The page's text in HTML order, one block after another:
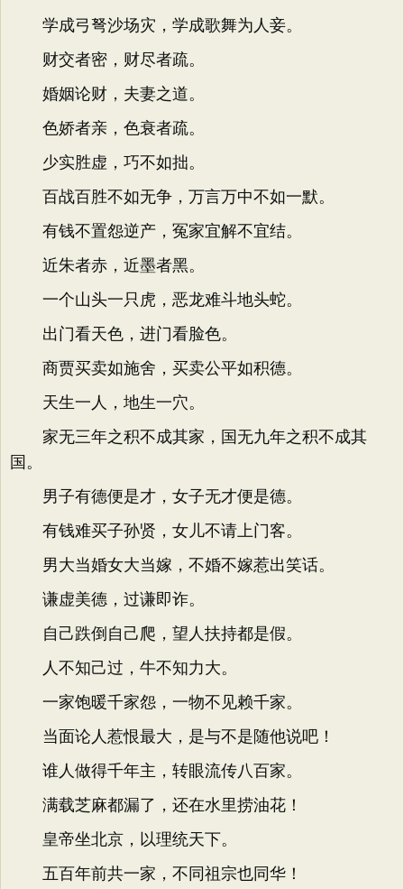
学成弓弩沙场灾，学成歌舞为人妾。
财交者密，财尽者疏。
婚姻论财，夫妻之道。
色娇者亲，色衰者疏。
少实胜虚，巧不如拙。
百战百胜不如无争，万言万中不如一默。
有钱不置怨逆产，冤家宜解不宜结。
近朱者赤，近墨者黑。
一个山头一只虎，恶龙难斗地头蛇。
出门看天色，进门看脸色。
商贾买卖如施舍，买卖公平如积德。
天生一人，地生一穴。
家无三年之积不成其家，国无九年之积不成其
国。
男子有德便是才，女子无才便是德。
有钱难买子孙贤，女儿不请上门客。
男大当婚女大当嫁，不婚不嫁惹出笑话。
谦虚美德，过谦即诈。
自己跌倒自己爬，望人扶持都是假。
人不知己过，牛不知力大。
一家饱暖千家怨，一物不见赖千家。
当面论人惹恨最大，是与不是随他说吧！
谁人做得千年主，转眼流传八百家。
满载芝麻都漏了，还在水里捞油花！
皇帝坐北京，以理统天下。
五百年前共一家，不同祖宗也同华！